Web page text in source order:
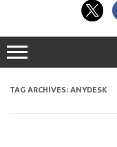
TAG ARCHIVES: ANYDESK